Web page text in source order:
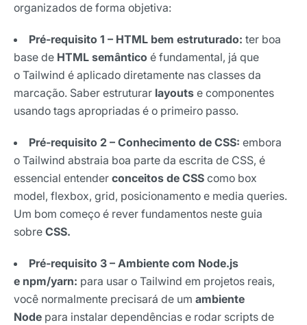
organizados de forma objetiva:
Pré-requisito 1 – HTML bem estruturado: ter boa
base de HTML semântico é fundamental, já que
o Tailwind é aplicado diretamente nas classes da
marcação. Saber estruturar layouts e componentes
usando tags apropriadas é o primeiro passo.
Pré-requisito 2 – Conhecimento de CSS: embora
o Tailwind abstraia boa parte da escrita de CSS, é
essencial entender conceitos de CSS como box
model, flexbox, grid, posicionamento e media queries.
Um bom começo é rever fundamentos neste guia
sobre CSS.
Pré-requisito 3 – Ambiente com Node.js
e npm/yarn: para usar o Tailwind em projetos reais,
você normalmente precisará de um ambiente
Node para instalar dependências e rodar scripts de